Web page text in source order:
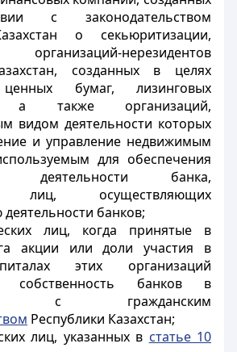
с законодательством
о секьюритизации,
нерезидентов
созданных в целях
бумаг, лизинговых
а также организаций,
видом деятельности которых
и управление недвижимым
для обеспечения
деятельности банка,
лиц, осуществляющих
банков;
лиц, когда принятые в
акции или доли участия в
этих организаций
собственность банков в
с гражданским
Республики Казахстан;
лиц, указанных в статье 10